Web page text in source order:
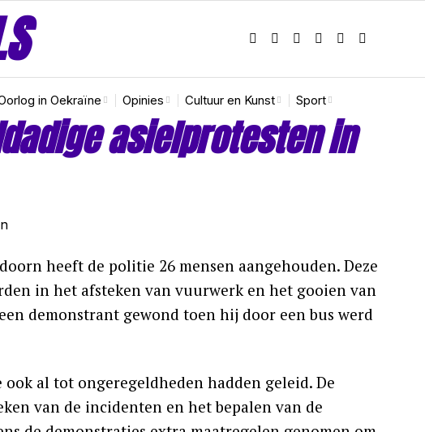
in Oekraïne Opinies Cultuur en Kunst Sport
asielprotesten in
heeft de politie 26 mensen aangehouden. Deze
in het afsteken van vuurwerk en het gooien van
demonstrant gewond toen hij door een bus werd
al tot ongeregeldheden hadden geleid. De
van de incidenten en het bepalen van de